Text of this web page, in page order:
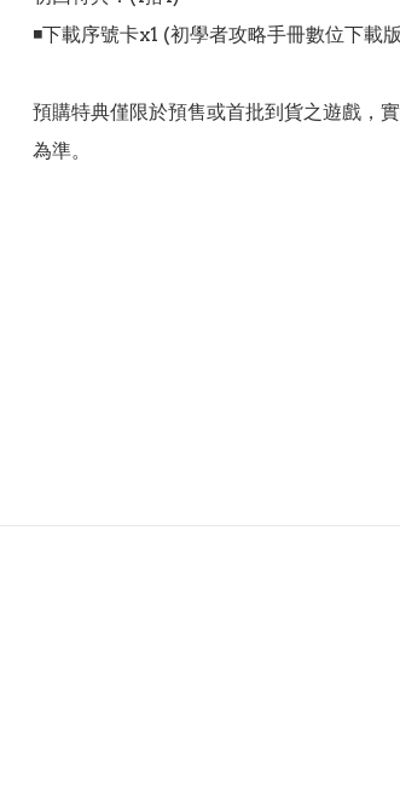
◾下載序號卡x1 (初學者攻略手冊數位下載
預購特典僅限於預售或首批到貨之遊戲，
為準。